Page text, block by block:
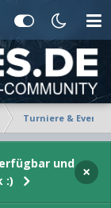
Turniere & Events
und
:)
×